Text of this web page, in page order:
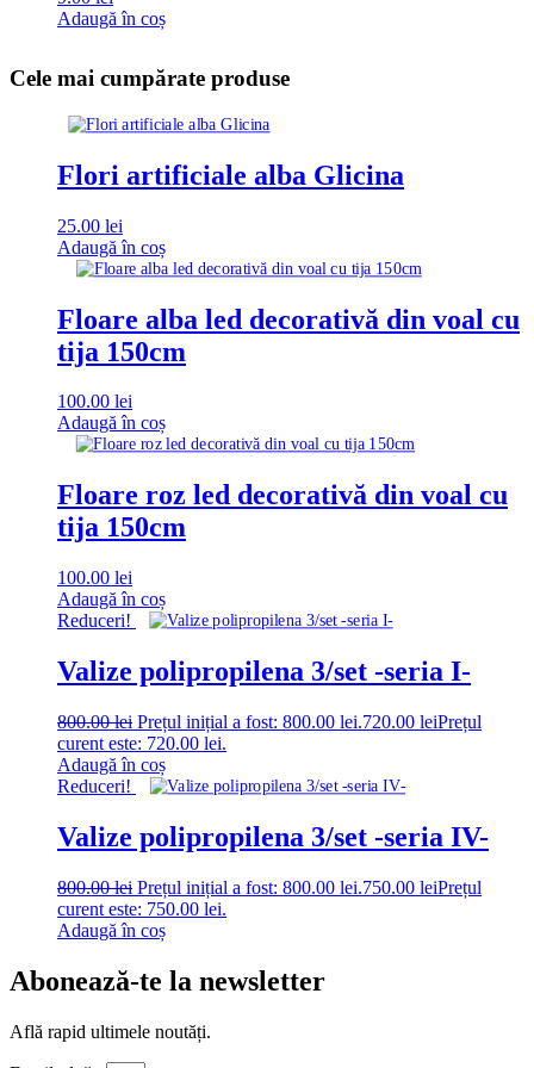
Adaugă în coș
Cele mai cumpărate produse
Flori artificiale alba Glicina
25.00 lei
Adaugă în coș
Floare alba led decorativă din voal cu
tija 150cm
100.00 lei
Adaugă în coș
Floare roz led decorativă din voal cu
tija 150cm
100.00 lei
Adaugă în coș
Reduceri!
Valize polipropilena 3/set -seria I-
800.00lei Prețul inițial a fost: 800.00 lei.720.00 leiPrețul
curent este: 720.00 lei.
Adaugă în coș
Reduceri!
Valize polipropilena 3/set -seria IV-
800.00lei Prețul inițial a fost: 800.00 lei.750.00 leiPrețul
curent este: 750.00 lei.
Adaugă în coș
Abonează-te la newsletter
Află rapid ultimele noutăți.